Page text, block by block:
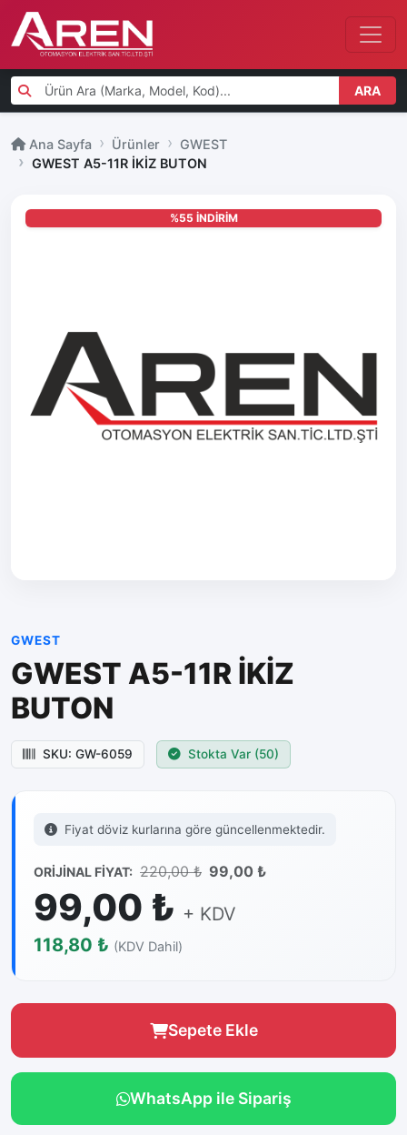
ARA
Ana Sayfa Ürünler
GWEST
GWEST A5-11R İKİZ BUTON
%55 İNDİRİM
GWEST
GWEST A5-11R İKİZ
BUTON
SKU: GW-6059 Stokta Var (50)
Fiyat döviz kurlarına göre güncellenmektedir.
ORİJİNAL FİYAT: 220,00 ₺ 99,00 ₺
99,00 ₺ + KDV
118,80 ₺ (KDV Dahil)
Sepete Ekle
WhatsApp ile Sipariş